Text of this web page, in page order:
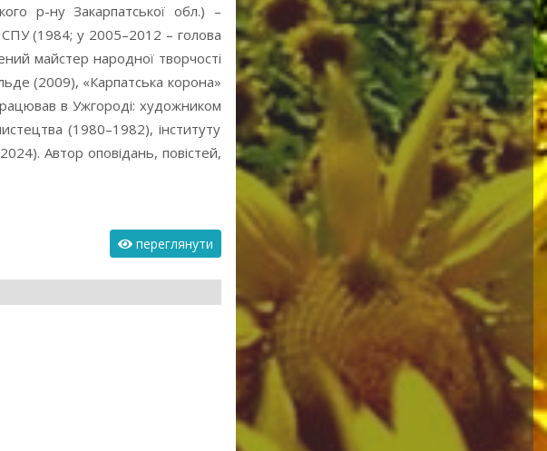
р-ну Закарпатської обл.) –
(1984; у 2005–2012 – голова
майстер народної творчості
(2009), «Карпатська корона»
в Ужгороді: художником
(1980–1982), інституту
Автор оповідань, повістей,
переглянути